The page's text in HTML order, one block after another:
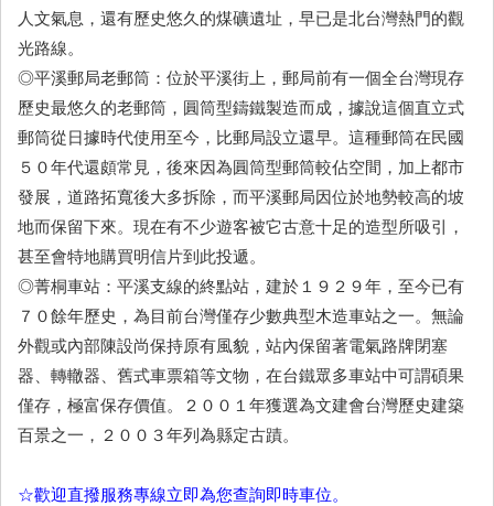
人文氣息，還有歷史悠久的煤礦遺址，早已是北台灣熱門的觀
光路線。
◎平溪郵局老郵筒：位於平溪街上，郵局前有一個全台灣現存
歷史最悠久的老郵筒，圓筒型鑄鐵製造而成，據說這個直立式
郵筒從日據時代使用至今，比郵局設立還早。這種郵筒在民國
５０年代還頗常見，後來因為圓筒型郵筒較佔空間，加上都市
發展，道路拓寬後大多拆除，而平溪郵局因位於地勢較高的坡
地而保留下來。現在有不少遊客被它古意十足的造型所吸引，
甚至會特地購買明信片到此投遞。
◎菁桐車站：平溪支線的終點站，建於１９２９年，至今已有
７０餘年歷史，為目前台灣僅存少數典型木造車站之一。無論
外觀或內部陳設尚保持原有風貌，站內保留著電氣路牌閉塞
器、轉轍器、舊式車票箱等文物，在台鐵眾多車站中可謂碩果
僅存，極富保存價值。２００１年獲選為文建會台灣歷史建築
百景之一，２００３年列為縣定古蹟。
☆歡迎直撥服務專線立即為您查詢即時車位。